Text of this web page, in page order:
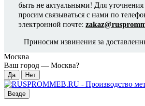
быть не актуальными! Для уточнения
просим связываться с нами по
электронной почте:
Приносим извинения за
Москва
Ваш город — Москва?
Везде